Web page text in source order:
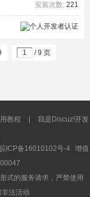
安装次数: 221
/ 9 页
教程
我是Discuz!开发
ICP备16010102号-4 增值
式的服务请求，严禁使用
法活动